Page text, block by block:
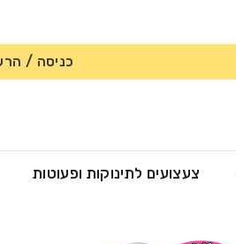
כניסה /
צעצועים לתינוקות ופעוטות